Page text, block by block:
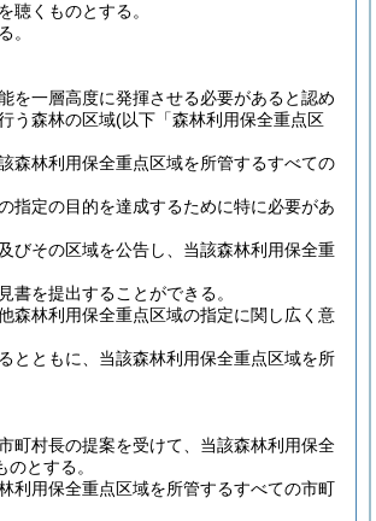
聴くものとする。
。
を一層高度に発揮させる必要があると認め
う森林の区域(以下「森林利用保全重点区
森林利用保全重点区域を所管するすべての
指定の目的を達成するために特に必要があ
びその区域を公告し、当該森林利用保全重
書を提出することができる。
森林利用保全重点区域の指定に関し広く意
とともに、当該森林利用保全重点区域を所
町村長の提案を受けて、当該森林利用保全
のとする。
利用保全重点区域を所管するすべての市町